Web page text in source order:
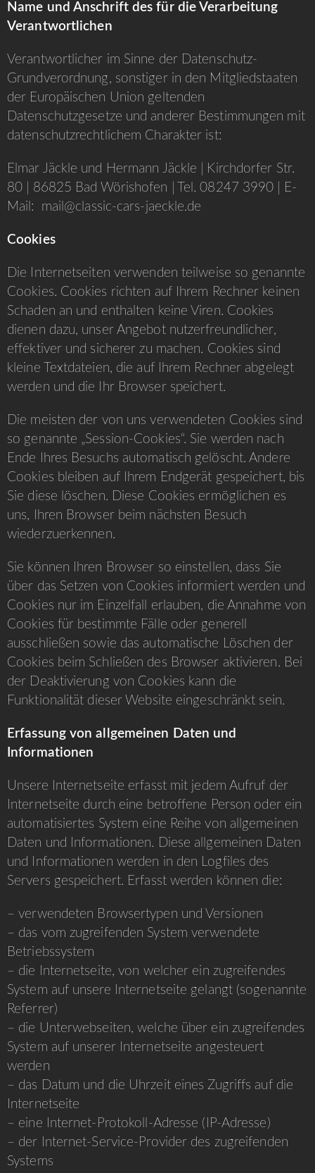
Name und Anschrift des für die Verarbeitung
Verantwortlichen
Verantwortlicher im Sinne der Datenschutz-
Grundverordnung, sonstiger in den Mitgliedstaaten
der Europäischen Union geltenden
Datenschutzgesetze und anderer Bestimmungen mit
datenschutzrechtlichem Charakter ist:
Elmar Jäckle und Hermann Jäckle | Kirchdorfer Str.
80 | 86825 Bad Wörishofen | Tel. 08247 3990 | E-
Mail: mail@classic-cars-jaeckle.de
Cookies
Die Internetseiten verwenden teilweise so genannte
Cookies. Cookies richten auf Ihrem Rechner keinen
Schaden an und enthalten keine Viren. Cookies
dienen dazu, unser Angebot nutzerfreundlicher,
effektiver und sicherer zu machen. Cookies sind
kleine Textdateien, die auf Ihrem Rechner abgelegt
werden und die Ihr Browser speichert.
Die meisten der von uns verwendeten Cookies sind
so genannte „Session-Cookies“. Sie werden nach
Ende Ihres Besuchs automatisch gelöscht. Andere
Cookies bleiben auf Ihrem Endgerät gespeichert, bis
Sie diese löschen. Diese Cookies ermöglichen es
uns, Ihren Browser beim nächsten Besuch
wiederzuerkennen.
Sie können Ihren Browser so einstellen, dass Sie
über das Setzen von Cookies informiert werden und
Cookies nur im Einzelfall erlauben, die Annahme von
Cookies für bestimmte Fälle oder generell
ausschließen sowie das automatische Löschen der
Cookies beim Schließen des Browser aktivieren. Bei
der Deaktivierung von Cookies kann die
Funktionalität dieser Website eingeschränkt sein.
Erfassung von allgemeinen Daten und
Informationen
Unsere Internetseite erfasst mit jedem Aufruf der
Internetseite durch eine betroffene Person oder ein
automatisiertes System eine Reihe von allgemeinen
Daten und Informationen. Diese allgemeinen Daten
und Informationen werden in den Logfiles des
Servers gespeichert. Erfasst werden können die:
– verwendeten Browsertypen und Versionen
– das vom zugreifenden System verwendete
Betriebssystem
– die Internetseite, von welcher ein zugreifendes
System auf unsere Internetseite gelangt (sogenannte
Referrer)
– die Unterwebseiten, welche über ein zugreifendes
System auf unserer Internetseite angesteuert
werden
– das Datum und die Uhrzeit eines Zugriffs auf die
Internetseite
– eine Internet-Protokoll-Adresse (IP-Adresse)
– der Internet-Service-Provider des zugreifenden
Systems